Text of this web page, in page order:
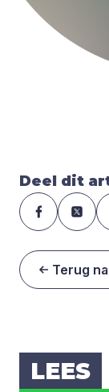
Deel dit
Terug
LEES